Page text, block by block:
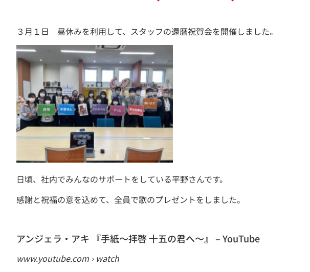
３月１日 昼休みを利用して、スタッフの還暦祝賀会を開催しました。
日頃、社内でみんなのサポートをしている平野さんです。
感謝と祝福の意を込めて、全員で歌のプレゼントをしました。
アンジェラ・アキ 『手紙～拝啓 十五の君へ～』 – YouTube
www.youtube.com › watch